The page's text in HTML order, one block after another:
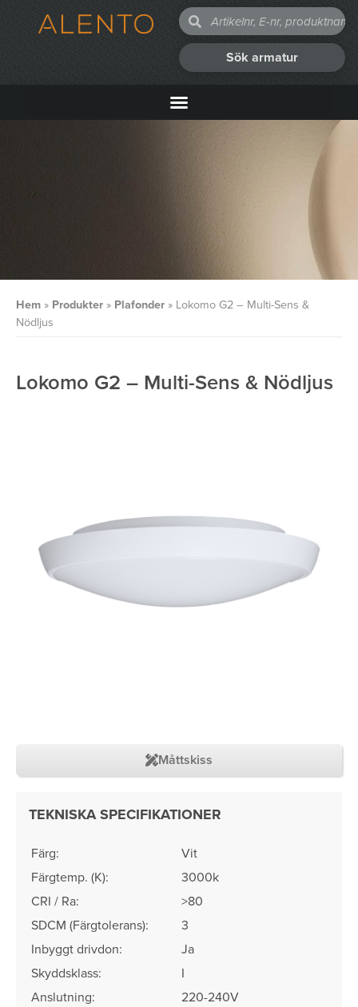
Sök armatur
Hem » Produkter » Plafonder » Lokomo G2 – Multi-Sens &
Nödljus
Lokomo G2 – Multi-Sens & Nödljus
Måttskiss
TEKNISKA SPECIFIKATIONER
Färg:
Vit
Färgtemp. (K):
3000k
CRI / Ra:
>80
SDCM (Färgtolerans)​:
3
Inbyggt drivdon:
Ja
Skyddsklass:
I
Anslutning:
220-240V